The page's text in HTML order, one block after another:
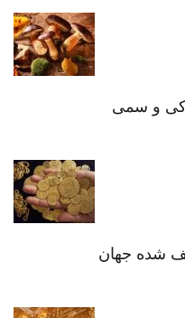
و سمی
شده جهان